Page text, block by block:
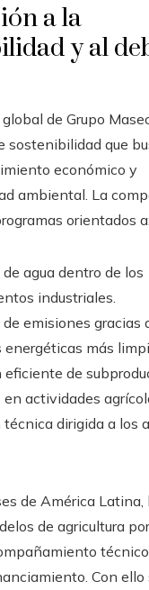
a la
y al
de Grupo
sostenibilidad que
económico y
ambiental. La
orientados a:
agua dentro de los
industriales.
de emisiones gracias
más
de
actividades
técnica dirigida a los
de América Latina,
de agricultura
Con ello